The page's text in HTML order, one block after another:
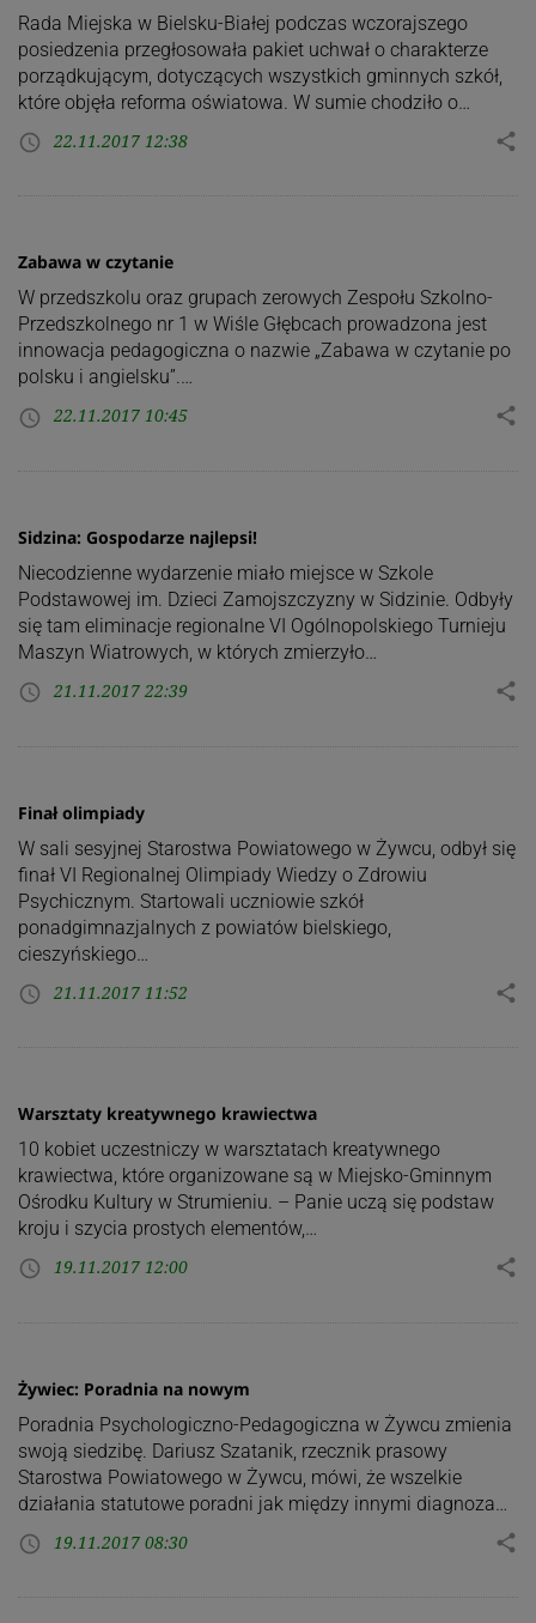
Rada Miejska w Bielsku-Białej podczas wczorajszego
posiedzenia przegłosowała pakiet uchwał o charakterze
porządkującym, dotyczących wszystkich gminnych szkół,
które objęła reforma oświatowa. W sumie chodziło o…
access_time 22.11.2017 12:38 share
Zabawa w czytanie
W przedszkolu oraz grupach zerowych Zespołu Szkolno-
Przedszkolnego nr 1 w Wiśle Głębcach prowadzona jest
innowacja pedagogiczna o nazwie „Zabawa w czytanie po
polsku i angielsku”.…
access_time 22.11.2017 10:45 share
Sidzina: Gospodarze najlepsi!
Niecodzienne wydarzenie miało miejsce w Szkole
Podstawowej im. Dzieci Zamojszczyzny w Sidzinie. Odbyły
się tam eliminacje regionalne VI Ogólnopolskiego Turnieju
Maszyn Wiatrowych, w których zmierzyło…
access_time 21.11.2017 22:39 share
Finał olimpiady
W sali sesyjnej Starostwa Powiatowego w Żywcu, odbył się
finał VI Regionalnej Olimpiady Wiedzy o Zdrowiu
Psychicznym. Startowali uczniowie szkół
ponadgimnazjalnych z powiatów bielskiego,
cieszyńskiego…
access_time 21.11.2017 11:52 share
Warsztaty kreatywnego krawiectwa
10 kobiet uczestniczy w warsztatach kreatywnego
krawiectwa, które organizowane są w Miejsko-Gminnym
Ośrodku Kultury w Strumieniu. – Panie uczą się podstaw
kroju i szycia prostych elementów,…
access_time 19.11.2017 12:00 share
Żywiec: Poradnia na nowym
Poradnia Psychologiczno-Pedagogiczna w Żywcu zmienia
swoją siedzibę. Dariusz Szatanik, rzecznik prasowy
Starostwa Powiatowego w Żywcu, mówi, że wszelkie
działania statutowe poradni jak między innymi diagnoza…
access_time 19.11.2017 08:30 share